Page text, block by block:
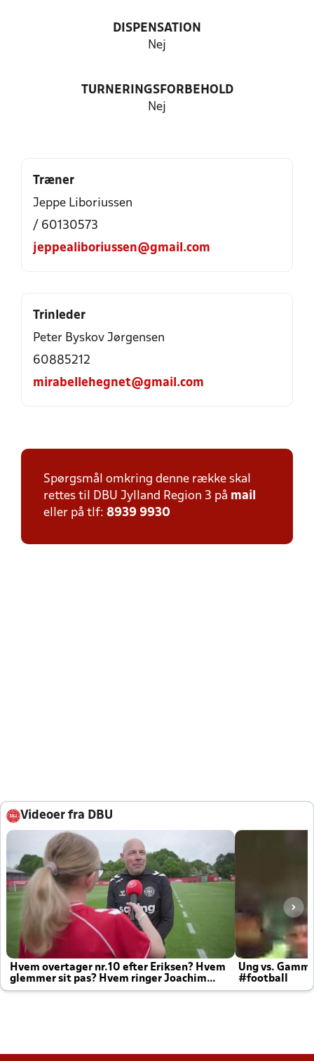
DISPENSATION
Nej
TURNERINGSFORBEHOLD
Nej
Træner
Jeppe Liboriussen
/ 60130573
jeppealiboriussen@gmail.com
Trinleder
Peter Byskov Jørgensen
60885212
mirabellehegnet@gmail.com
Spørgsmål omkring denne række skal
rettes til DBU Jylland Region 3 på mail
eller på tlf: 8939 9930
Videoer fra DBU
Hvem overtager nr.10 efter Eriksen? Hvem
glemmer sit pas? Hvem ringer Joachim
altid til efter kampe?
Ung vs.
#football